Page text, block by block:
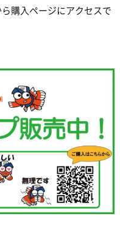
購入ページにアクセスで